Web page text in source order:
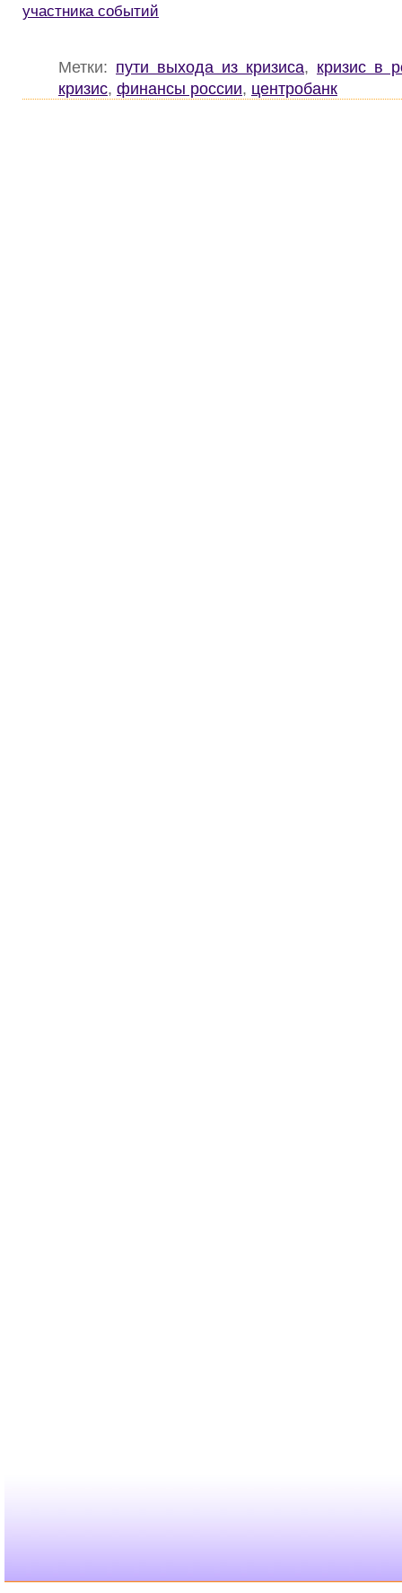
участника событий
Метки: пути выхода из кризиса, кризис в
кризис, финансы россии, центробанк